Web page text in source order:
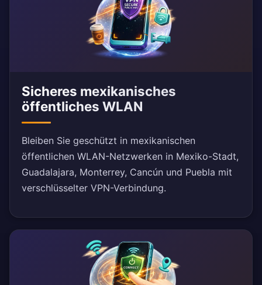
Sicheres mexikanisches
öffentliches WLAN
Bleiben Sie geschützt in mexikanischen
öffentlichen WLAN-Netzwerken in Mexiko-Stadt,
Guadalajara, Monterrey, Cancún und Puebla mit
verschlüsselter VPN-Verbindung.